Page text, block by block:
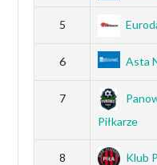
5
6 Asta
7
Piłkarze
8
Klub